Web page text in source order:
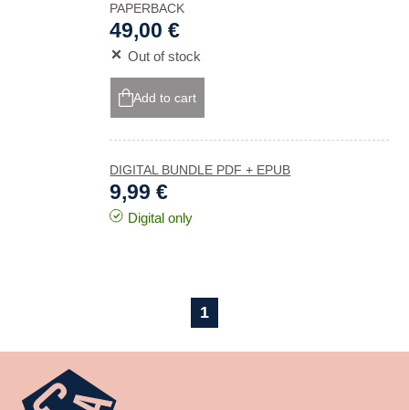
PAPERBACK
49,00 €
Out of stock
Add to cart
DIGITAL BUNDLE PDF + EPUB
9,99 €
Digital only
1